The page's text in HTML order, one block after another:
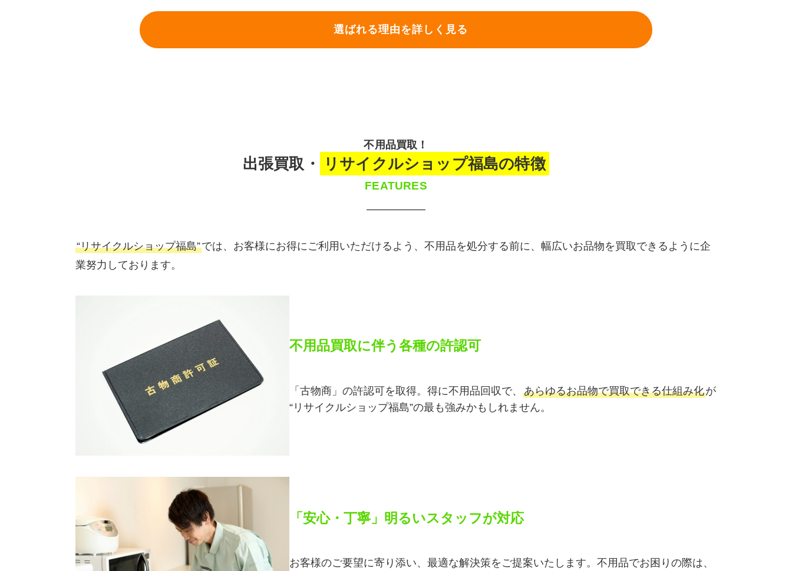
選ばれる理由を詳しく見る
不用品買取！
出張買取・ リサイクルショップ福島の特徴
FEATURES
“リサイクルショップ福島”では、お客様にお得にご利用いただけるよう、不用品を処分する前に、幅広いお品物を買取できるように企
業努力しております。
不用品買取に伴う各種の許認可
「古物商」の許認可を取得。得に不用品回収で、 あらゆるお品物で買取できる仕組み化が
“リサイクルショップ福島”の最も強みかもしれません。
「安心・丁寧」明るいスタッフが対応
お客様のご要望に寄り添い、最適な解決策をご提案いたします。不用品でお困りの際は、